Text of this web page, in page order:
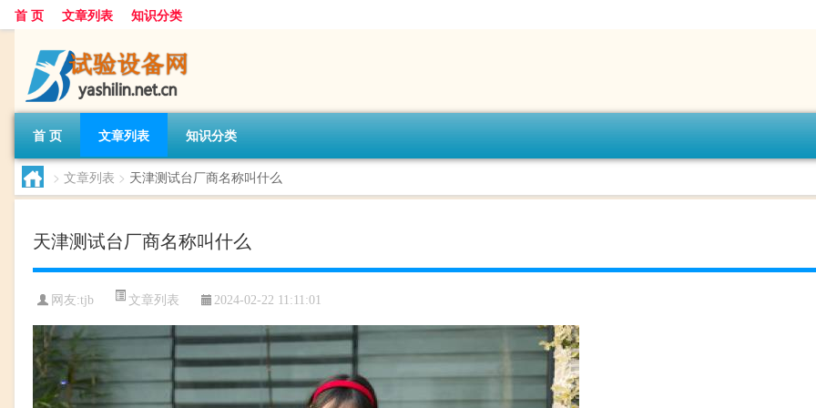
首 页 文章列表 知识分类
首 页 文章列表 知识分类
> 文章列表 > 天津测试台厂商名称叫什么
天津测试台厂商名称叫什么
网友:tjb 文章列表 2024-02-22 11:11:01